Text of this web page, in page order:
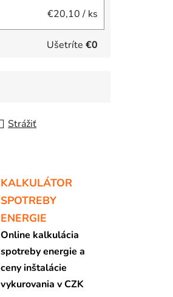
€20,10 / ks
Ušetríte €0
Strážiť
KALKULÁTOR
SPOTREBY
ENERGIE
Online kalkulácia
spotreby energie a
ceny inštalácie
vykurovania v CZK